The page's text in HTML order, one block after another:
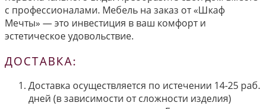
с профессионалами. Мебель на заказ от «Шкаф
Мечты» — это инвестиция в ваш комфорт и
эстетическое удовольствие.
ДОСТАВКА:
Доставка осуществляется по истечении 14-25 раб.
дней (в зависимости от сложности изделия)